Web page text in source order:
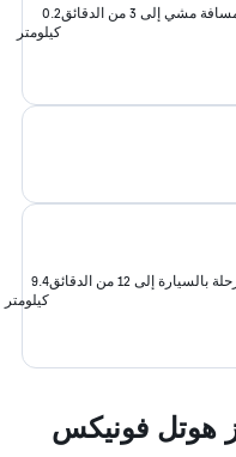
مشي إلى 3 من الدقائق
0.2
كيلومتر
بالسيارة إلى 12 من الدقائق
9.4
كيلومتر
هوتل فونيكس